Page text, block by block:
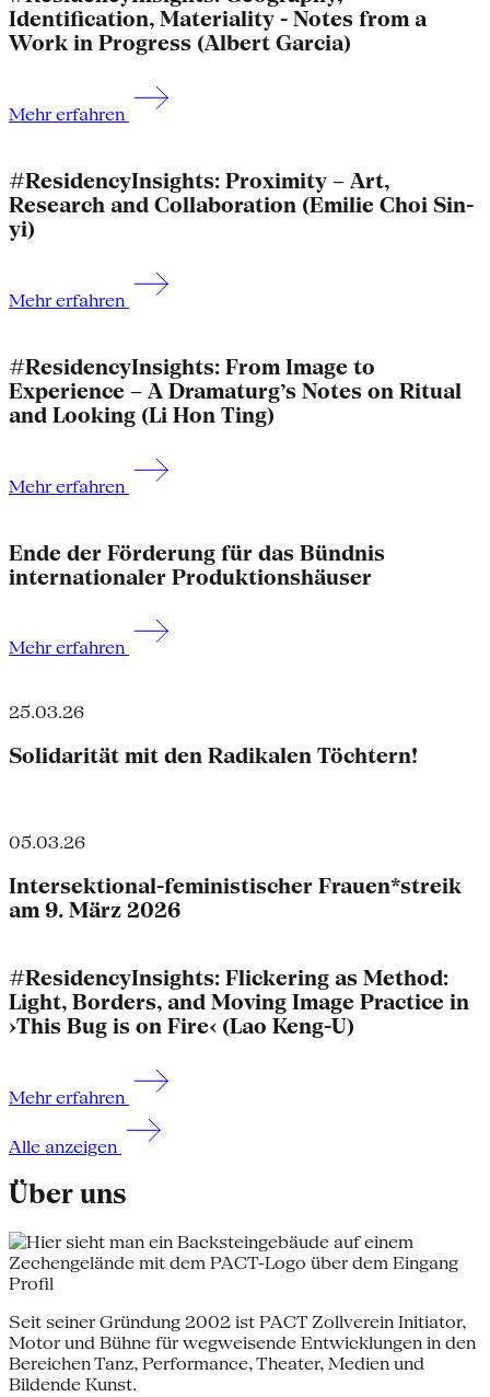
Identification, Materiality - Notes from a
Work in Progress (Albert Garcia)
Mehr erfahren
#ResidencyInsights: Proximity – Art,
Research and Collaboration (Emilie Choi Sin-
yi)
Mehr erfahren
#ResidencyInsights: From Image to
Experience – A Dramaturg’s Notes on Ritual
and Looking (Li Hon Ting)
Mehr erfahren
Ende der Förderung für das Bündnis
internationaler Produktionshäuser
Mehr erfahren
25.03.26
Solidarität mit den Radikalen Töchtern!
05.03.26
Intersektional-feministischer Frauen*streik
am 9. März 2026
#ResidencyInsights: Flickering as Method:
Light, Borders, and Moving Image Practice in
›This Bug is on Fire‹ (Lao Keng-U)
Mehr erfahren
Alle anzeigen
Über uns
Profil
Seit seiner Gründung 2002 ist PACT Zollverein Initiator,
Motor und Bühne für weg­weisende Entwicklungen in den
Bereichen Tanz, Performance, Theater, Medien und
Bildende Kunst.